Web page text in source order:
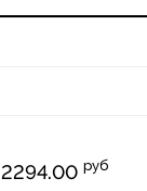
2294.00 руб